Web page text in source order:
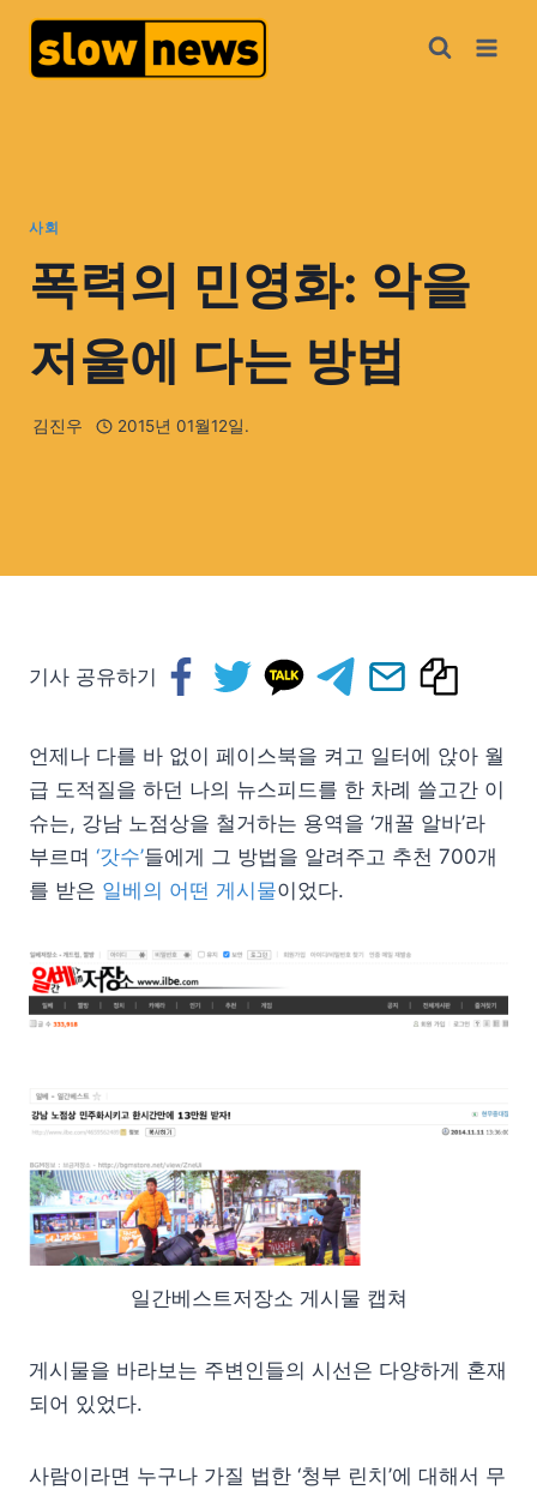
사회
폭력의 민영화: 악을
저울에 다는 방법
김진우 2015년 01월12일.
기사 공유하기
언제나 다를 바 없이 페이스북을 켜고 일터에 앉아 월
급 도적질을 하던 나의 뉴스피드를 한 차례 쓸고간 이
슈는, 강남 노점상을 철거하는 용역을 ‘개꿀 알바’라
부르며 ‘갓수’들에게 그 방법을 알려주고 추천 700개
를 받은 일베의 어떤 게시물이었다.
일간베스트저장소 게시물 캡쳐
게시물을 바라보는 주변인들의 시선은 다양하게 혼재
되어 있었다.
사람이라면 누구나 가질 법한 ‘청부 린치’에 대해서 무